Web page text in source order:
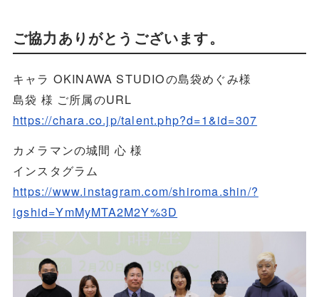
ご協力ありがとうございます。
キャラ OKINAWA STUDIOの島袋めぐみ様
島袋 様 ご所属のURL
https://chara.co.jp/talent.php?d=1&id=307
カメラマンの城間 心 様
インスタグラム
https://www.instagram.com/shiroma.shin/?
igshid=YmMyMTA2M2Y%3D